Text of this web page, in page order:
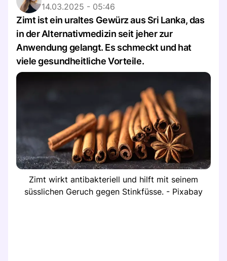
14.03.2025 - 05:46
Zimt ist ein uraltes Gewürz aus Sri Lanka, das
in der Alternativmedizin seit jeher zur
Anwendung gelangt. Es schmeckt und hat
viele gesundheitliche Vorteile.
Zimt wirkt antibakteriell und hilft mit seinem
süsslichen Geruch gegen Stinkfüsse. - Pixabay